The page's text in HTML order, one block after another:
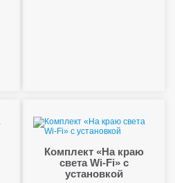
Комплект «На краю
света Wi-Fi» с
установкой